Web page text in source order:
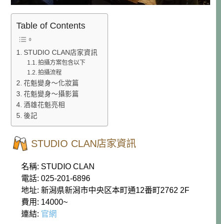
Table of Contents
STUDIO CLAN店家資訊
拍攝方案包含以下
拍攝流程
花魁變身～化妝篇
花魁變身～攝影篇
酒雄花魁亮相
後記
STUDIO CLAN店家資訊
名稱: STUDIO CLAN
電話: 025-201-6896
地址: 新潟県新潟市中央区本町通12番町2762 2F
費用: 14000~
連結: 官網